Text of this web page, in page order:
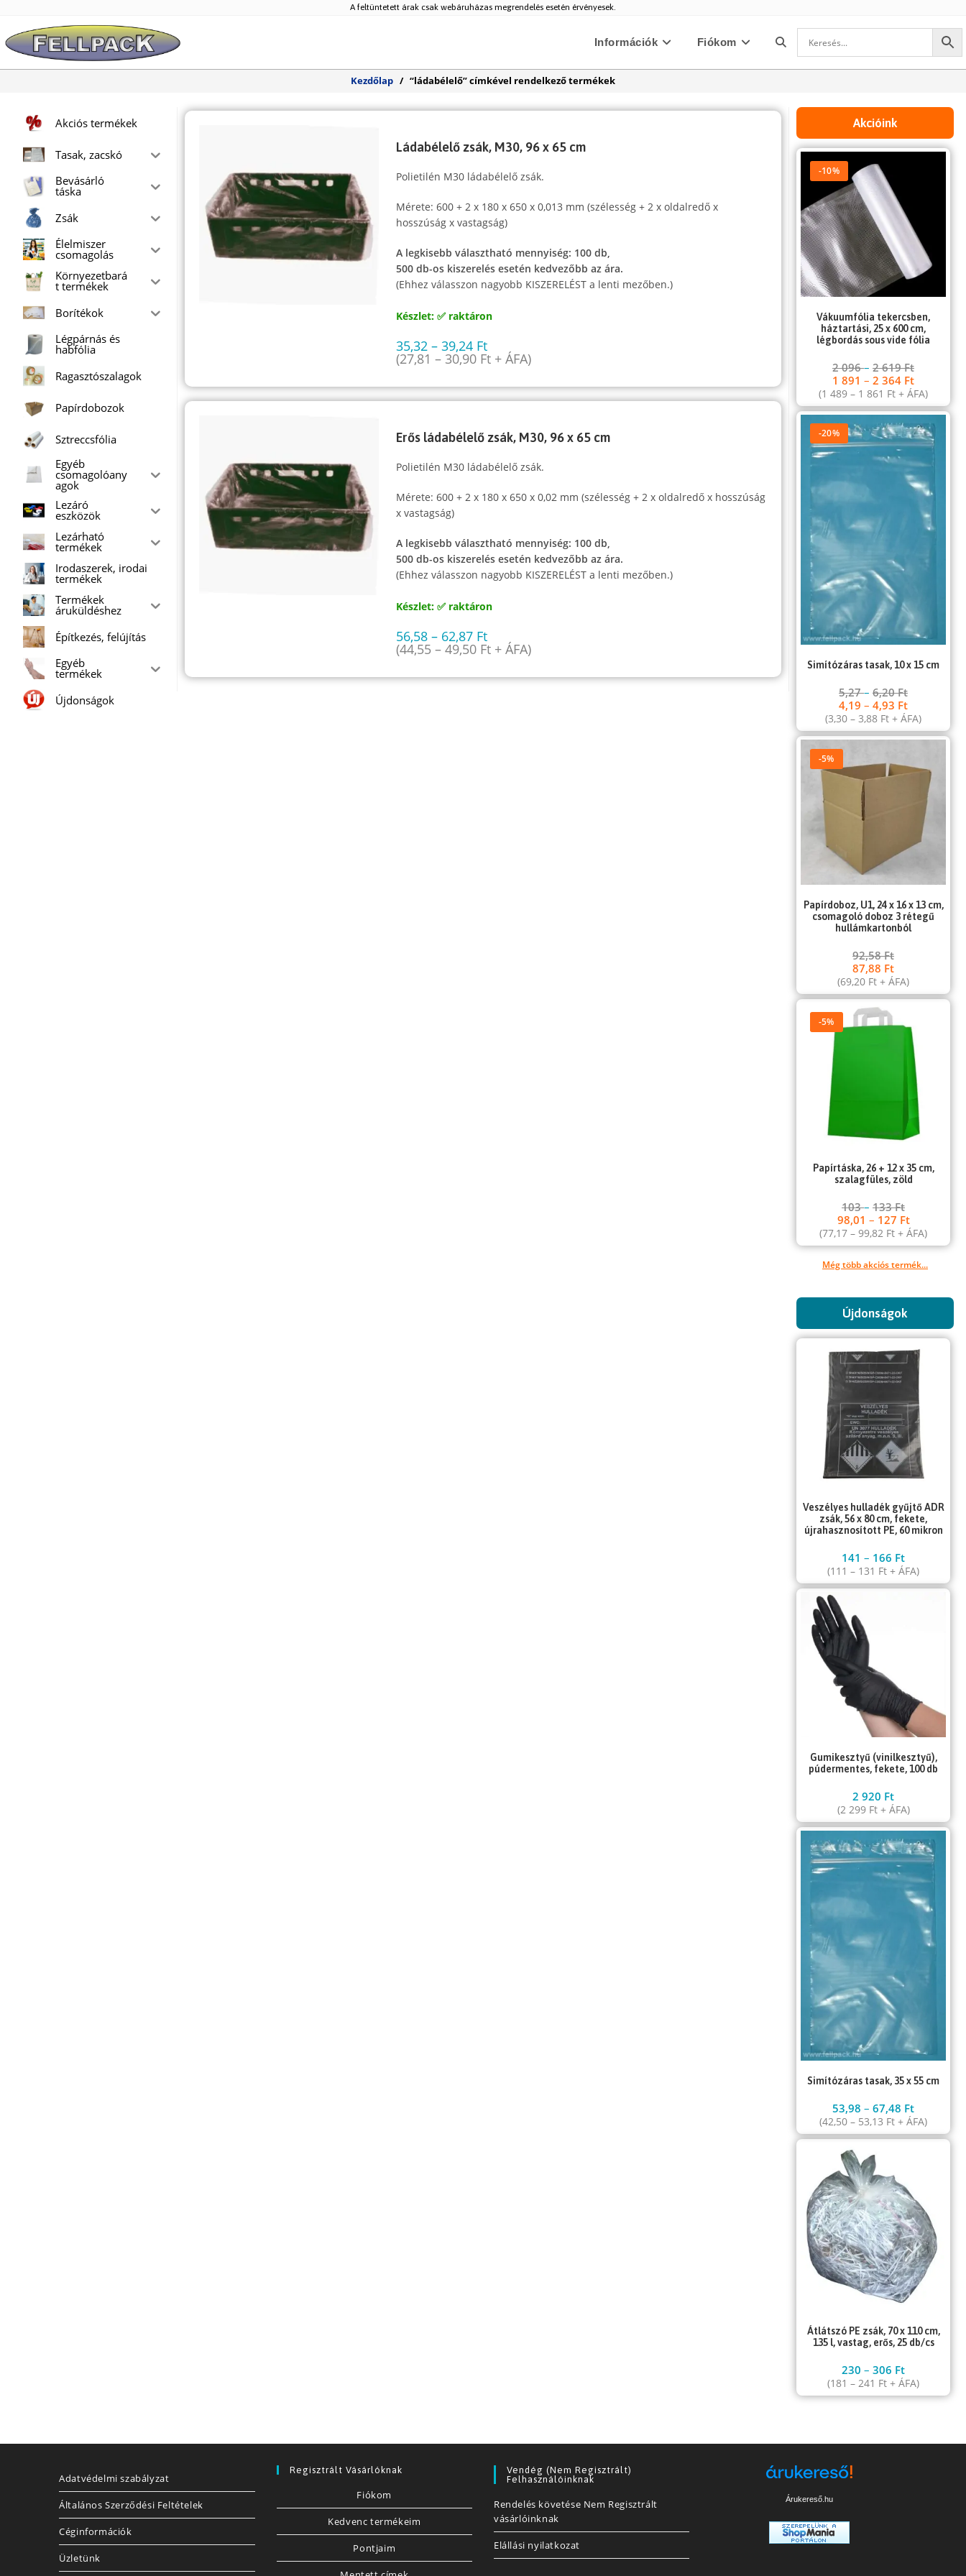
content
A feltüntetett árak csak webáruházas megrendelés esetén érvényesek.
Információk Fiókom Toggle
search
Kezdőlap / “ládabélelő” címkével rendelkező termékek
Ládabélelő zsák, M30, 96 x 65 cm
Polietilén M30 ládabélelő zsák.
Mérete: 600 + 2 x 180 x 650 x 0,013 mm (szélesség + 2 x oldalredő x
hosszúság x vastagság)
A legkisebb választható mennyiség: 100 db,
500 db-os kiszerelés esetén kedvezőbb az ára.
(Ehhez válasszon nagyobb KISZERELÉST a lenti mezőben.)
Készlet: ✅ raktáron
35,32–39,24 Ft
(27,81– 30,90 Ft + ÁFA)
Erős ládabélelő zsák, M30, 96 x 65 cm
Polietilén M30 ládabélelő zsák.
Mérete: 600 + 2 x 180 x 650 x 0,02 mm (szélesség + 2 x oldalredő x hosszúság
x vastagság)
A legkisebb választható mennyiség: 100 db,
500 db-os kiszerelés esetén kedvezőbb az ára.
(Ehhez válasszon nagyobb KISZERELÉST a lenti mezőben.)
Készlet: ✅ raktáron
56,58– 62,87 Ft
(44,55–49,50 Ft + ÁFA)
Akciós termékek
Tasak, zacskó
Bevásárló
táska
Zsák
Élelmiszer
csomagolás
Környezetbará
t termékek
Borítékok
Légpárnás és
habfólia
Ragasztószalagok
Papírdobozok
Sztreccsfólia
Egyéb
csomagolóany
agok
Lezáró
eszközök
Lezárható
termékek
Irodaszerek, irodai
termékek
Termékek
áruküldéshez
Építkezés, felújítás
Egyéb
termékek
Újdonságok
Akcióink
-10%
Vákuumfólia tekercsben,
háztartási, 25 x 600 cm,
légbordás sous vide fólia
2 096–2 619Ft
1 891–2 364 Ft
(1 489– 1 861 Ft + ÁFA)
-20%
Simítózáras tasak, 10 x 15 cm
5,27–6,20Ft
4,19–4,93 Ft
(3,30–3,88 Ft + ÁFA)
-5%
Papírdoboz, U1, 24 x 16 x 13 cm,
csomagoló doboz 3 rétegű
hullámkartonból
92,58Ft
87,88 Ft
(69,20 Ft + ÁFA)
-5%
Papírtáska, 26 + 12 x 35 cm,
szalagfüles, zöld
103–133Ft
98,01 – 127 Ft
(77,17–99,82 Ft + ÁFA)
Még több akciós termék...
Újdonságok
Veszélyes hulladék gyűjtő ADR
zsák, 56 x 80 cm, fekete,
újrahasznosított PE, 60 mikron
141– 166 Ft
(111– 131 Ft + ÁFA)
Gumikesztyű (vinilkesztyű),
púdermentes, fekete, 100 db
2 920 Ft
(2 299 Ft+ ÁFA)
Simítózáras tasak, 35 x 55 cm
53,98–67,48 Ft
(42,50– 53,13 Ft + ÁFA)
Átlátszó PE zsák, 70 x 110 cm,
135 l, vastag, erős, 25 db/cs
230–306 Ft
(181–241 Ft + ÁFA)
Adatvédelmi szabályzat
Általános Szerződési Feltételek
Céginformációk
Üzletünk
Regisztrált Vásárlóknak
Fiókom
Kedvenc termékeim
Pontjaim
Vendég (nem Regisztrált)
Felhasználóinknak
Rendelés követése Nem Regisztrált
vásárlóinknak
Elállási nyilatkozat
Árukereső.hu